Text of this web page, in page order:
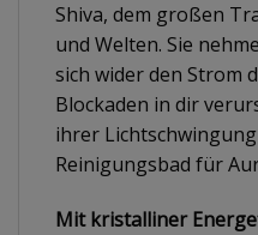
Shiva, dem großen
und Welten. Sie
sich wider den Strom
Blockaden in dir
ihrer
Reinigungsbad für
Mit kristalliner